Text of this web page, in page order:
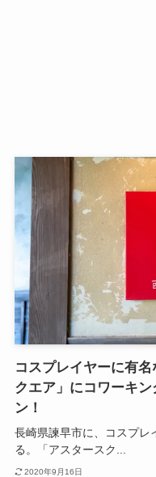
コスプレイヤーに有
クエア」にコワーキ
ン！
長崎県諫早市に、コスプレ
る。「アスタースク...
2020年9月16日